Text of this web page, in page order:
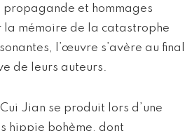
et hommages
la mémoire de la catastrophe
l’œuvre s’avère au final
de leurs auteurs.
Jian se produit lors d’une
hippie bohème, dont